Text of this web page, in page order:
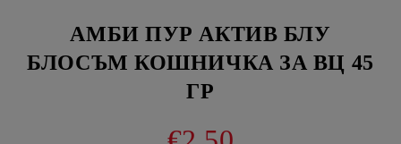
АМБИ ПУР АКТИВ БЛУ
БЛОСЪМ КОШНИЧКА ЗА ВЦ 45
ГР